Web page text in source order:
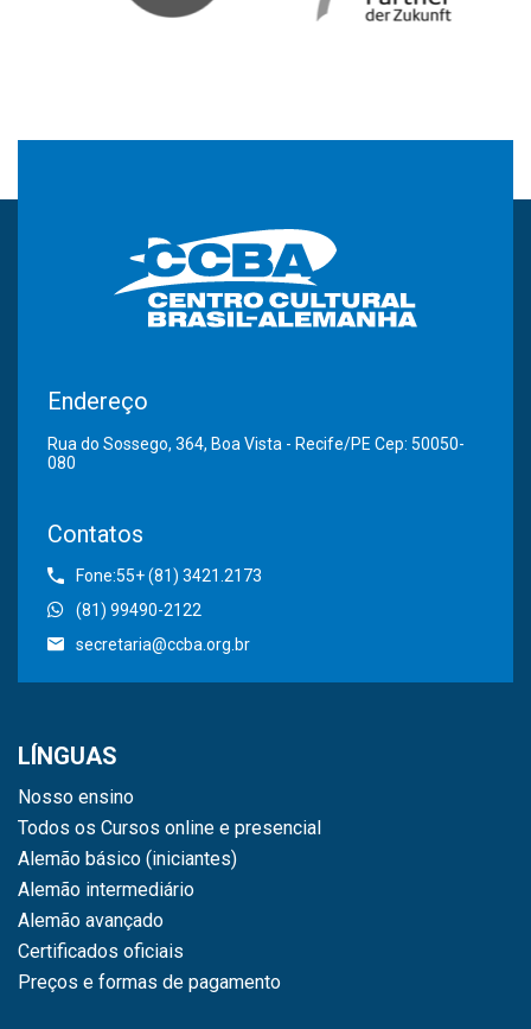
Endereço
Rua do Sossego, 364, Boa Vista - Recife/PE Cep: 50050-
080
Contatos
Fone:55+ (81) 3421.2173
(81) 99490-2122
secretaria@ccba.org.br
LÍNGUAS
Nosso ensino
Todos os Cursos online e presencial
Alemão básico (iniciantes)
Alemão intermediário
Alemão avançado
Certificados oficiais
Preços e formas de pagamento